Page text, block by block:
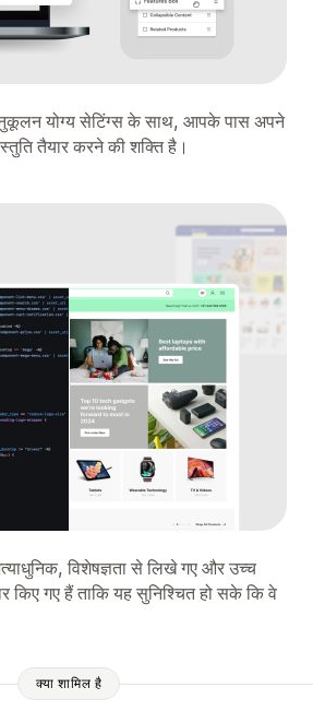
योग्य सेटिंग्स के साथ, आपके पास अपने
तैयार करने की शक्ति है।
विशेषज्ञता से लिखे गए और उच्च
किए गए हैं ताकि यह सुनिश्चित हो सके कि वे
क्या शामिल है